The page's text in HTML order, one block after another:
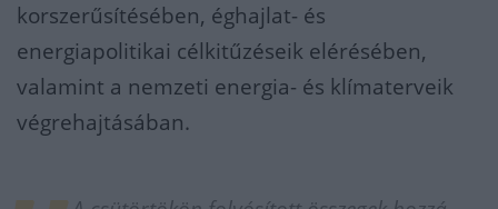
korszerűsítésében, éghajlat- és
energiapolitikai célkitűzéseik elérésében,
valamint a nemzeti energia- és klímaterveik
végrehajtásában.